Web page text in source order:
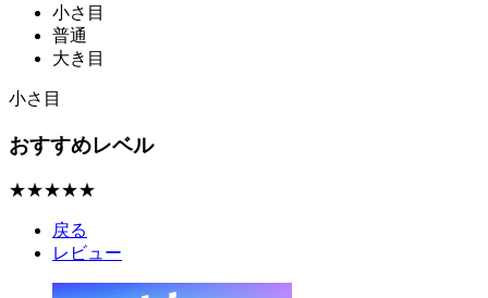
小さ目
普通
大き目
小さ目
おすすめレベル
★★★★★
戻る
レビュー